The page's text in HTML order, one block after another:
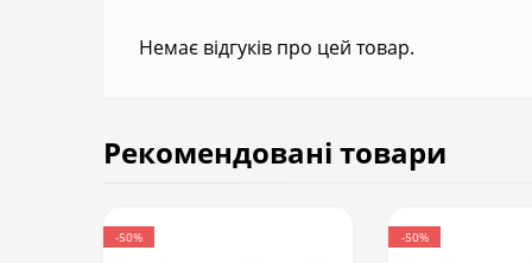
Немає відгуків про цей товар.
Рекомендовані товари
-50% -50%